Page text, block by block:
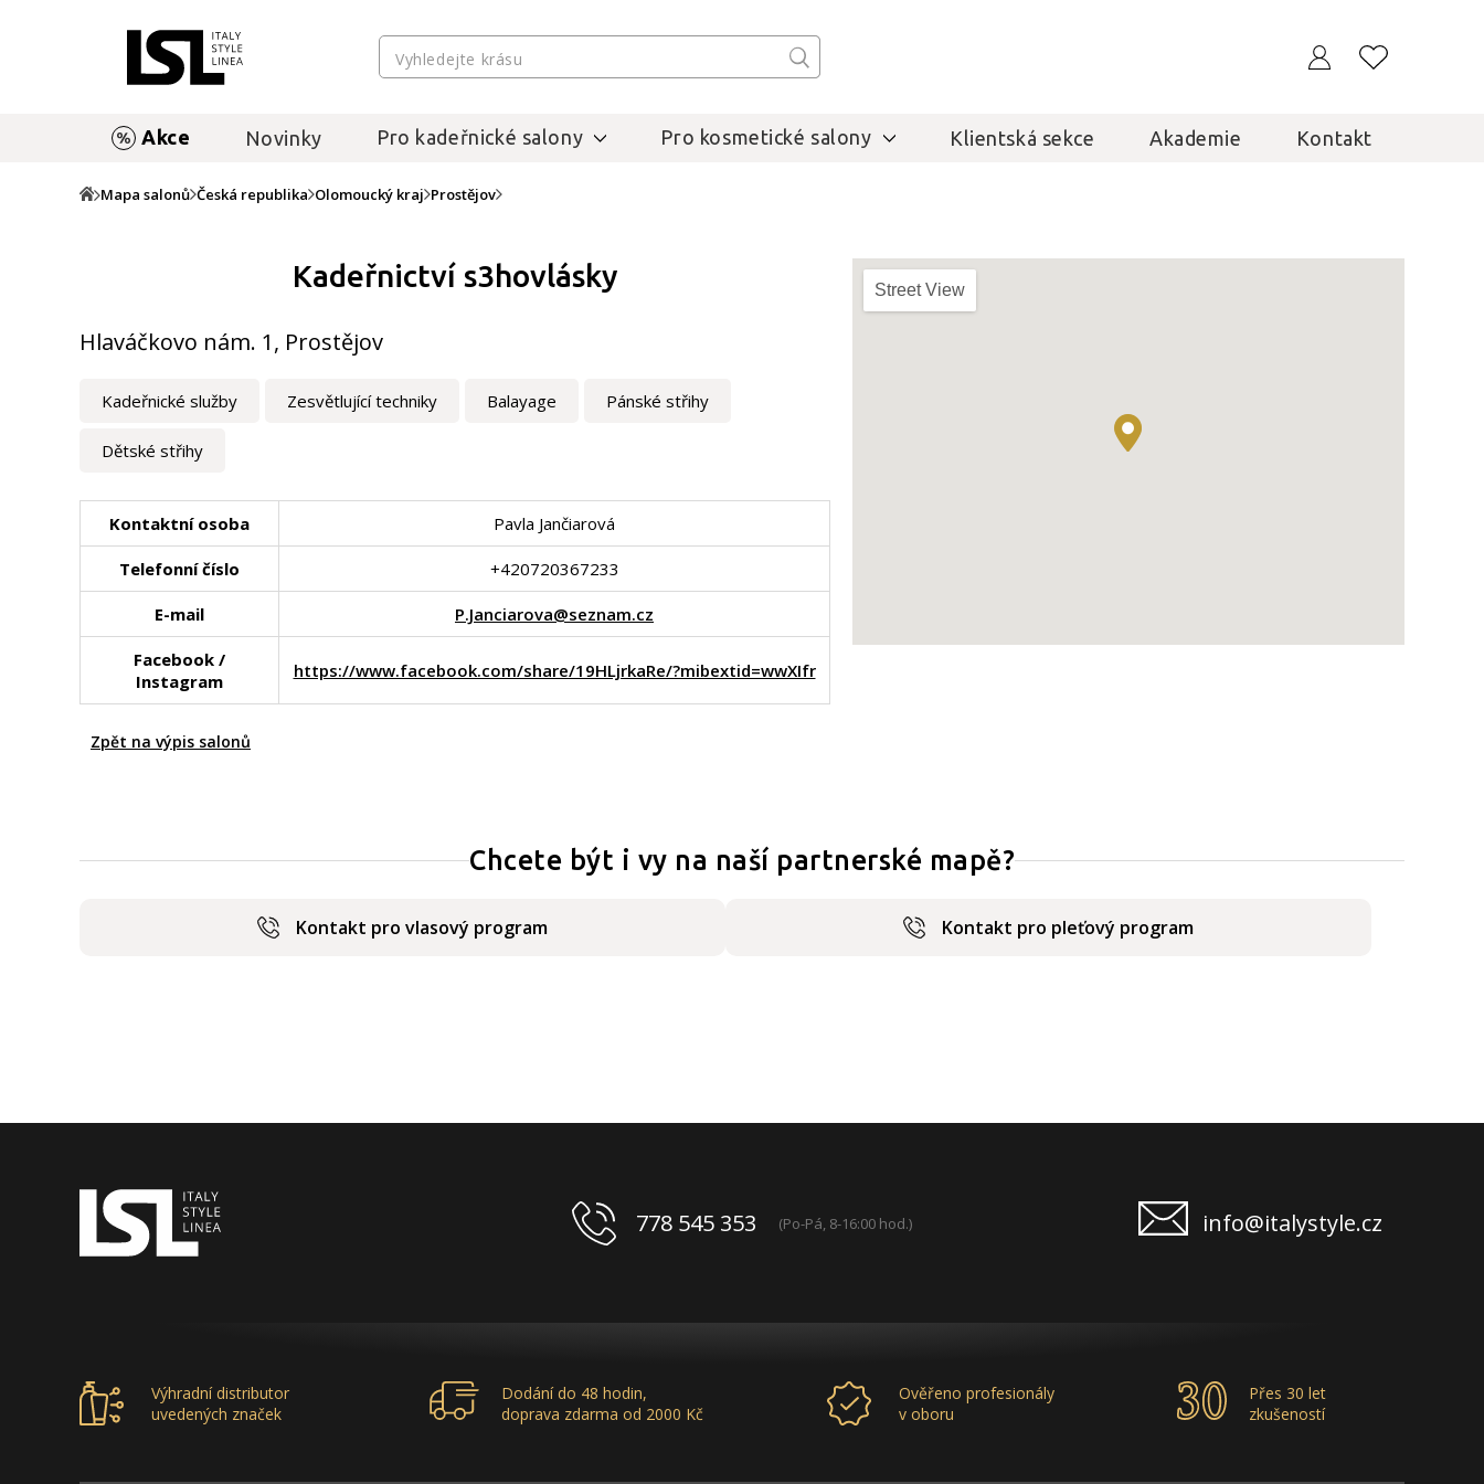
Akce Novinky Pro kadeřnické salony Pro kosmetické salony Klientská sekce Akademie Kontakt
Mapa salonů Česká republika Olomoucký kraj Prostějov
Kadeřnictví s3hovlásky
Hlaváčkovo nám. 1, Prostějov
Kadeřnické služby Zesvětlující techniky Balayage Pánské střihy
Dětské střihy
Kontaktní osoba Pavla Jančiarová
Telefonní číslo +420720367233
E-mail P.Janciarova@seznam.cz
Facebook /
Instagram
https://www.facebook.com/share/19HLjrkaRe/?mibextid=wwXIfr
Street View
Zpět na výpis salonů
Chcete být i vy na naší partnerské mapě?
Kontakt pro vlasový program Kontakt pro pleťový program
778 545 353 (Po-Pá, 8-16:00 hod.) info@italystyle.cz
Výhradní distributor
uvedených značek
Dodání do 48 hodin,
doprava zdarma od 2000 Kč
Ověřeno profesionály
v oboru
Přes 30 let
zkušeností